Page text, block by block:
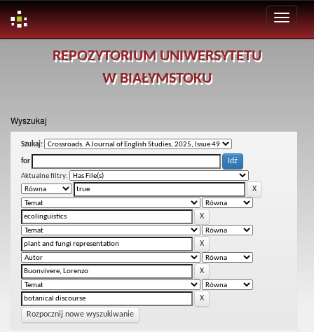
REPOZYTORIUM UNIWERSYTETU
W BIAŁYMSTOKU
Wyszukaj
Szukaj:
for
Aktualne filtry:
Rozpocznij nowe wyszukiwanie